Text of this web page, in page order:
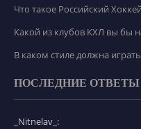
Что такое Российский
Какой из клубов КХЛ вы бы
В каком стиле должна
ПОСЛЕДНИЕ ОТВЕТЫ
_Nitnelav_: